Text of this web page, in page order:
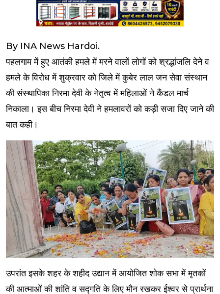
By INA News Hardoi.
पहलगाम में हुए आतंकी हमले में मरने वालों लोगों को श्रद्धांजलि देने व
हमले के विरोध में शुक्रवार को जिले में कुबेर लाल जन सेवा संस्थान
की संस्थापिका निरमा देवी के नेतृत्व में महिलाओं ने कैंडल मार्च
निकाला। इस बीच निरमा देवी ने हमलावरों को कड़ी सजा दिए जाने की
बात कही।
उपरांत इसके शहर के शहीद उद्यान में आयोजित शोक सभा में मृतकों
की आत्माओं की शांति व सद्गति के लिए मौन रखकर ईश्वर से प्रार्थना